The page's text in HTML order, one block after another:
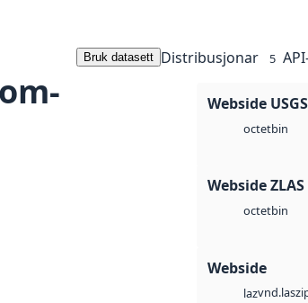
Bruk datasett Distribusjonar 5
Webside
octetbin
Webside ZLAS
octetbin
Webside
laz